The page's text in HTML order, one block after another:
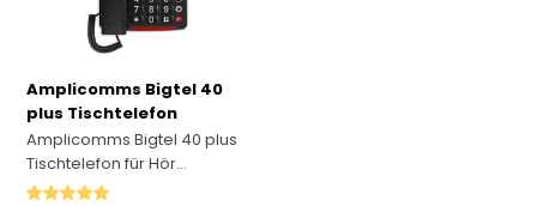
Amplicomms Bigtel 40
plus Tischtelefon
Amplicomms Bigtel 40 plus
Tischtelefon für Hör...